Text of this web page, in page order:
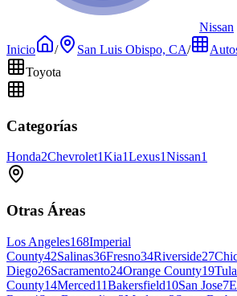
Nissan
Inicio
/ San Luis Obispo, CA/
Toyota
Categorías
Honda2Chevrolet1Kia1Lexus1Nissan1
Otras Áreas
Los Angeles168Imperial
County42Salinas36Fresno34Riverside27
Diego26Sacramento24Orange County19
County14Merced11Bakersfield10San Jose7